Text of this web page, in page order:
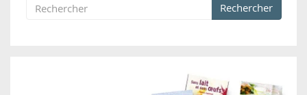
Formulaire de recherche
Rechercher